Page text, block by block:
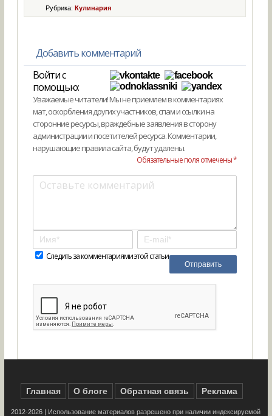
Рубрика:Кулинария
Добавить комментарий
Войти с
помощью:
Уважаемые читатели! Мы не приемлем в комментариях
мат, оскорбления других участников, спам и ссылки на
сторонние ресурсы, враждебные заявления в сторону
администрации и посетителей ресурса. Комментарии,
нарушающие правила сайта, будут удалены.
Обязательные поля отмечены *
Следить за комментариями этой статьи
Главная О блоге Обратная связь Реклама
2012-2026 | Использование материалов разрешено при наличии индексируемой